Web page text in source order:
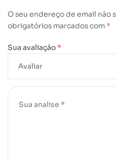
O seu endereço de email não
obrigatórios marcados com *
Sua avaliação *